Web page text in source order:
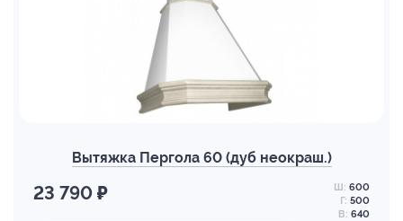
Вытяжка Пергола 60 (дуб неокраш.)
23 790 ₽ Ш: 600
Г: 500
В: 640